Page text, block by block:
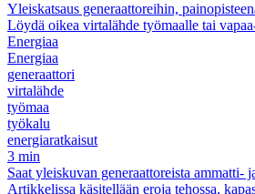
Yleiskatsaus generaattoreihin,
Löydä oikea virtalähde työmaalle tai
Energiaa
Energiaa
generaattori
virtalähde
työmaa
työkalu
energiaratkaisut
3 min
Saat yleiskuvan generaattoreista ammatti-
Artikkelissa käsitellään eroja tehossa,